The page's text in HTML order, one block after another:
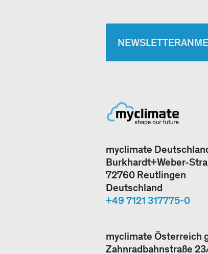
myclimate
Burkhardt+Weber-
72760 Reutlingen
Deutschland
+49 7121 317775-0
myclimate Österreich
Zahnradbahnstraße